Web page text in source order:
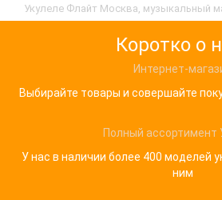
Укулеле Флайт Москва, музыкальный
Коротко о
Интернет-
Выбирайте товары и совершайте
Полный ассортимент
У нас в наличии более 400 моделей
ним